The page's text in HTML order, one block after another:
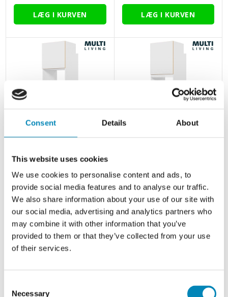
Consent Details About
This website uses cookies
We use cookies to personalise content and ads, to
provide social media features and to analyse our traffic.
We also share information about your use of our site with
our social media, advertising and analytics partners who
may combine it with other information that you’ve
provided to them or that they’ve collected from your use
of their services.
Necessary
indbygningsskab til køl i
60,0 cm - Toplåge og skuffe
deludtræk/softluk - Bredde: 60
cm
60,0 cm - 2 låger inklusiv 2
flytbar hylder - Bredde: 60 cm